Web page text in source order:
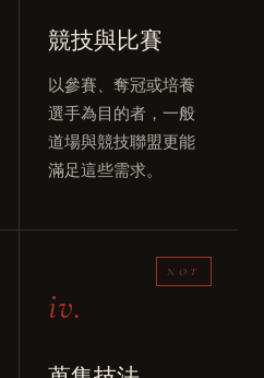
競技與比賽
以參賽、奪冠或培養
選手為目的者，一般
道場與競技聯盟更能
滿足這些需求。
iv.